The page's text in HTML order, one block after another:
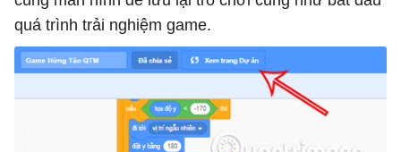
quá trình trải nghiệm game.